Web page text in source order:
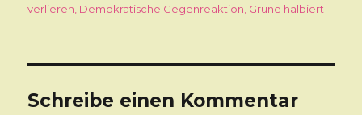
am
verlieren, Demokratische Gegenreaktion, Grüne halbiert
Schreibe einen Kommentar